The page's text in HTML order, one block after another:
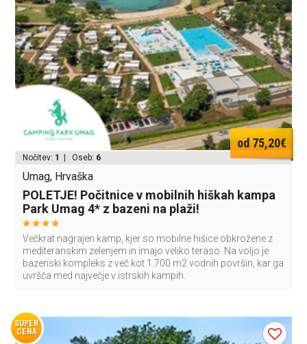
od 75,20€
Nočitev: 1 | Oseb: 6
Umag, Hrvaška
POLETJE! Počitnice v mobilnih hiškah kampa
Park Umag 4* z bazeni na plaži!
Večkrat nagrajen kamp, kjer so mobilne hišice obkrožene z
mediteranskim zelenjem in imajo veliko teraso. Na voljo je
bazenski kompleks z več kot 1.700 m2 vodnih površin, kar ga
uvršča med največje v istrskih kampih.
SUPER
CENA